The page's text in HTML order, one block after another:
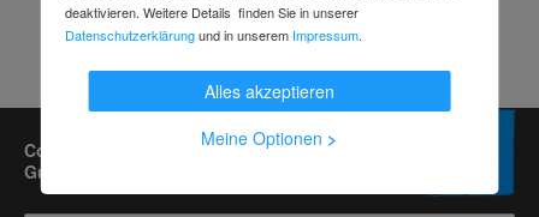
Contorion Newsletter kostenlos abonnieren und
Gutscheine im Wert von bis zu 50 Euro sichern.*
deaktivieren. Weitere Details finden Sie in unserer
Datenschutzerklärungund in unserem Impressum.
Alles akzeptieren
Meine Optionen >